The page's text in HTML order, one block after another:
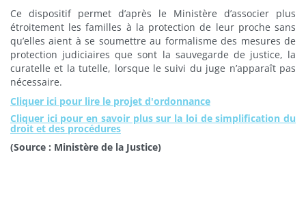
Ce dispositif permet d’après le Ministère d’associer plus
étroitement les familles à la protection de leur proche sans
qu’elles aient à se soumettre au formalisme des mesures de
protection judiciaires que sont la sauvegarde de justice, la
curatelle et la tutelle, lorsque le suivi du juge n’apparaît pas
nécessaire.
Cliquer ici pour lire le projet d'ordonnance
Cliquer ici pour en savoir plus sur la loi de simplification du
droit et des procédures
(Source : Ministère de la Justice)